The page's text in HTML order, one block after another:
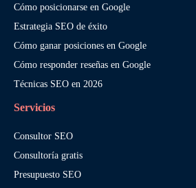
Cómo posicionarse en Google
Estrategia SEO de éxito
Cómo ganar posiciones en Google
Cómo responder reseñas en Google
Técnicas SEO en 2026
Servicios
Consultor SEO
Consultoría gratis
Presupuesto SEO